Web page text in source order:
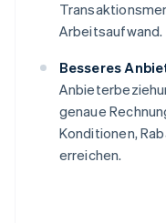
Arbeitsaufwand.
Besseres
genaue
Konditionen,
erreichen.